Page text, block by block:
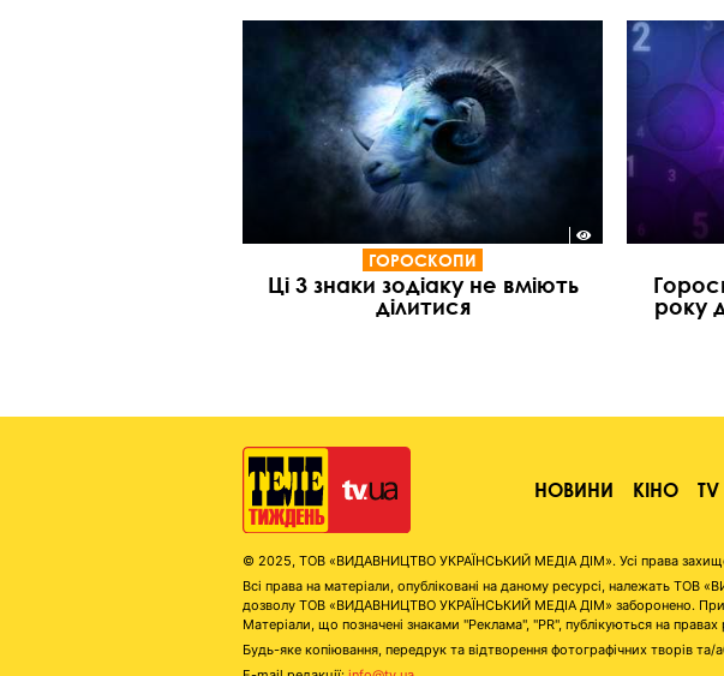
ГОРОСКОПИ
Ці 3 знаки зодіаку не вміють
ділитися
року
НОВИНИ КІНО TV
© 2025, ТОВ «ВИДАВНИЦТВО УКРАЇНСЬКИЙ МЕДІА ДІМ». Усі права
Всі права на матеріали, опубліковані на даному ресурсі, належать
дозволу ТОВ «ВИДАВНИЦТВО УКРАЇНСЬКИЙ МЕДІА ДІМ» заборонено. При
Матеріали, що позначені знаками "Реклама", "PR", публікуються на
Будь-яке копіювання, передрук та відтворення фотографічних творів